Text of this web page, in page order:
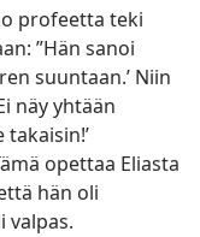
profeetta teki
”Hän sanoi
suuntaan.’ Niin
näy yhtään
takaisin!’
opettaa Eliasta
hän oli
valpas.